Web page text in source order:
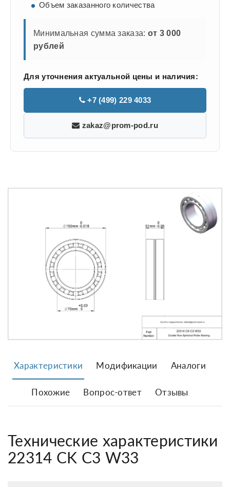
Объем заказанного количества
Минимальная сумма заказа: от 3 000
рублей
Для уточнения актуальной цены и наличия:
+7 (499) 229 4033
zakaz@prom-pod.ru
Характеристики Модификации Аналоги
Похожие Вопрос-ответ Отзывы
Технические характеристики
22314 CK C3 W33